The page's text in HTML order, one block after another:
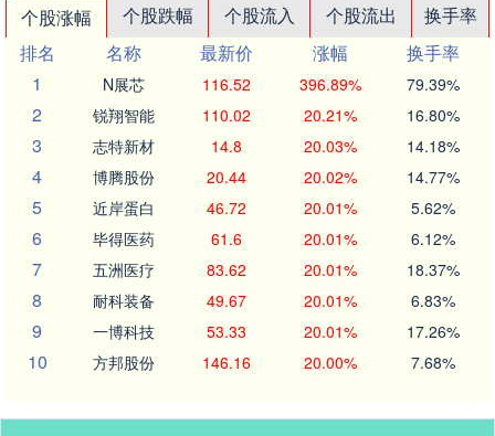
个股涨幅 个股跌幅 个股流入 个股流出
换手率
排名
名称 最新价 涨幅
换手率
1
N展芯 116.52 396.89% 79.39%
2 锐翔智能 110.02 20.21% 16.80%
3 志特新材 14.8 20.03% 14.18%
4 博腾股份 20.44 20.02% 14.77%
5 近岸蛋白 46.72 20.01% 5.62%
6 毕得医药 61.6 20.01% 6.12%
7 五洲医疗 83.62 20.01% 18.37%
8 耐科装备 49.67 20.01% 6.83%
9 一博科技 53.33 20.01% 17.26%
10 方邦股份 146.16 20.00% 7.68%